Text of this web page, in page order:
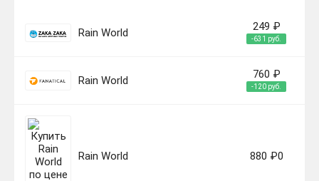
Rain World 249 ₽
-631 руб.
Rain World 760 ₽
-120 руб.
Rain World 880 ₽0